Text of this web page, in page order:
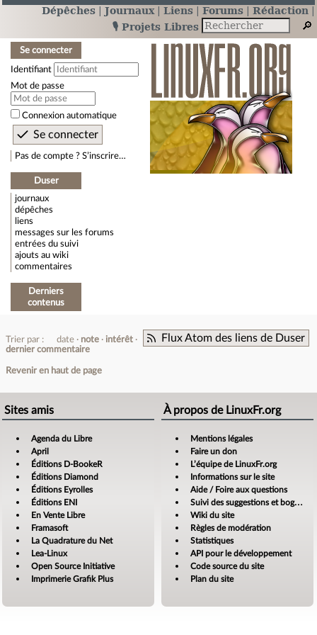
Dépêches Journaux Liens Forums
Rédaction
🎙️ Projets Libres
Se connecter
Identifiant
Mot de passe
Connexion automatique
Pas de compte ? S’inscrire…
Duser
journaux
dépêches
liens
messages sur les forums
entrées du suivi
ajouts au wiki
commentaires
Derniers
contenus
Flux Atom des liens de Duser
Trier par : date note
intérêt
dernier commentaire
Revenir en haut de page
Sites amis
Agenda du Libre
April
Éditions D-BookeR
Éditions Diamond
Éditions Eyrolles
Éditions ENI
En Vente Libre
Framasoft
La Quadrature du Net
Lea-Linux
Open Source Initiative
Imprimerie Grafik Plus
À propos de LinuxFr.org
Mentions légales
Faire un don
L’équipe de LinuxFr.org
Informations sur le site
Aide / Foire aux questions
Suivi des suggestions et bogues
Wiki du site
Règles de modération
Statistiques
API pour le développement
Code source du site
Plan du site